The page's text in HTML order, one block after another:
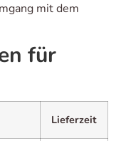
mit dem
für
Lieferzeit